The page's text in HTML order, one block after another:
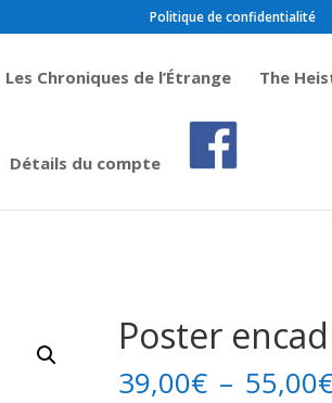
Politique de confidentialité
Les Chroniques de l’Étrange The
Détails du compte
Poster
39,00€ – 55,00